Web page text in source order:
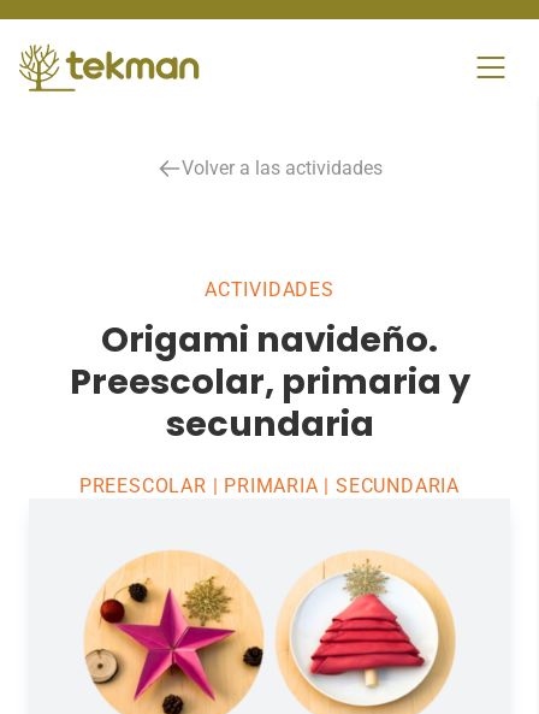
content
Volver a las actividades
ACTIVIDADES
Origami navideño.
Preescolar, primaria y
secundaria
PREESCOLAR | PRIMARIA | SECUNDARIA